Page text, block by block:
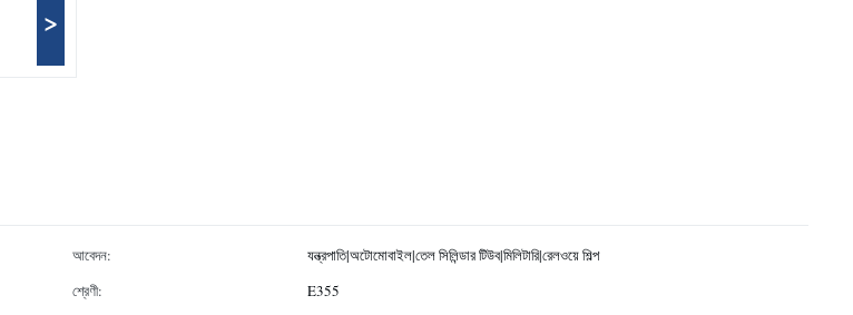
>
আবেদন:
যন্ত্রপাতি|অটোমোবাইল|তেল সিলিন্ডার টিউব|মিলিটারি|রেলওয়ে শিল্প
শ্রেণী:
E355